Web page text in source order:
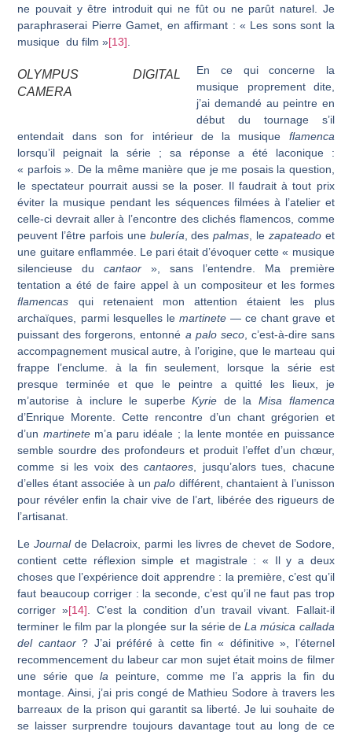
ne pouvait y être introduit qui ne fût ou ne parût naturel. Je
paraphraserai Pierre Gamet, en affirmant : « Les sons sont la
musique du film »[13].
OLYMPUS DIGITAL
CAMERA
En ce qui concerne la
musique proprement dite,
j’ai demandé au peintre en
début du tournage s’il
entendait dans son for intérieur de la musique flamenca
lorsqu’il peignait la série ; sa réponse a été laconique :
« parfois ». De la même manière que je me posais la question,
le spectateur pourrait aussi se la poser. Il faudrait à tout prix
éviter la musique pendant les séquences filmées à l’atelier et
celle-ci devrait aller à l’encontre des clichés flamencos, comme
peuvent l’être parfois une bulería , despalmas , le zapateadoet
une guitare enflammée. Le pari était d’évoquer cette « musique
silen­cieuse ducantaor », sans l’entendre. Ma première
tentation a été de faire appel à un compositeur et les formes
flamencas qui retenaient mon attention étaient les plus
archaïques, parmi lesquelles le martinete— ce chant grave et
puissant des forgerons, entonné a palo seco, c’est-à-dire sans
accompagnement musical autre, à l’origine, que le marteau qui
frappe l’enclume. à la fin seulement, lorsque la série est
presque terminée et que le peintre a quitté les lieux, je
m’autorise à inclure le superbeKyrie de laMisa flamenca
d’Enrique Morente. Cette rencontre d’un chant grégorien et
d’un martinetem’a paru idéale ; la lente montée en puissance
semble sourdre des profondeurs et produit l’effet d’un chœur,
comme si les voix descantaores , jusqu’alors tues, chacune
d’elles étant associée à unpalo différent, chantaient à l’unisson
pour révéler enfin la chair vive de l’art, libérée des rigueurs de
l’artisanat.
LeJournalde Delacroix, parmi les livres de chevet de Sodore,
contient cette réflexion simple et magistrale : « Il y a deux
choses que l’expérience doit apprendre : la première, c’est qu’il
faut beaucoup corriger : la seconde, c’est qu’il ne faut pas trop
corriger »[14] . C’est la condition d’un travail vivant. Fallait-il
terminer le film par la plongée sur la série deLa música callada
del cantaor? J’ai préféré à cette fin « définitive », l’éternel
recommencement du labeur car mon sujet était moins de filmer
une série quela peinture, comme me l’a appris la fin du
montage. Ainsi, j’ai pris congé de Mathieu Sodore à travers les
barreaux de la prison qui garantit sa liberté. Je lui souhaite de
se laisser surprendre toujours davantage tout au long de ce